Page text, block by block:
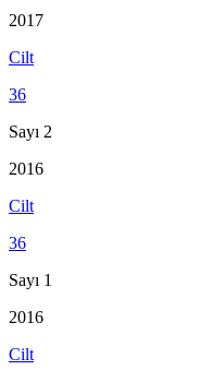
2017
Cilt
36
Sayı 2
2016
Cilt
36
Sayı 1
2016
Cilt